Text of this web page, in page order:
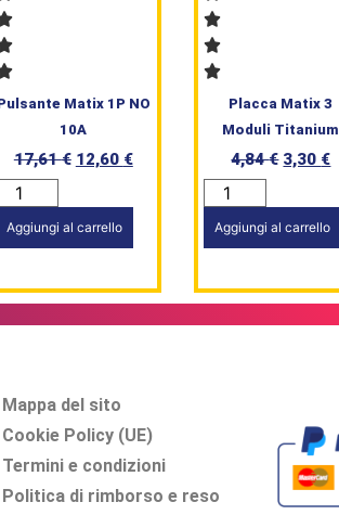
Matix 1P NO
10A
17,61€ 12,60 €
Aggiungi al carrello
Placca Matix 3
Moduli Titanium
4,84€ 3,30 €
Aggiungi al carrello
Mappa del sito
Cookie Policy (UE)
Termini e condizioni
Politica di rimborso e reso